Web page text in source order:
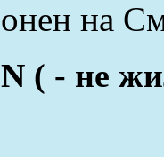
на
( - не